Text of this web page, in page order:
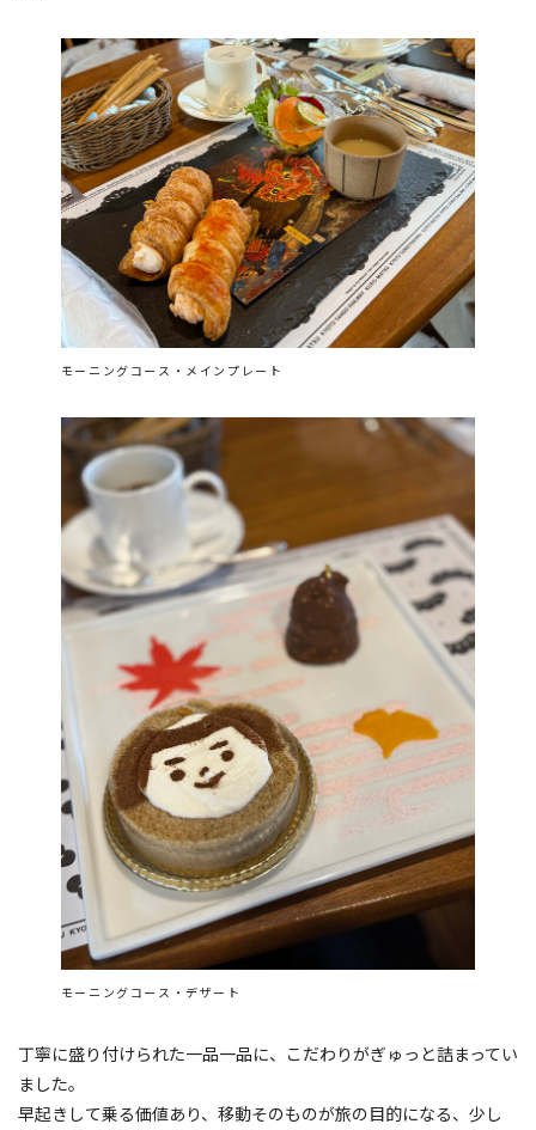
モーニングコース・メインプレート
モーニングコース・デザート
丁寧に盛り付けられた一品一品に、こだわりがぎゅっと詰まってい
ました。
早起きして乗る価値あり、移動そのものが旅の目的になる、少し